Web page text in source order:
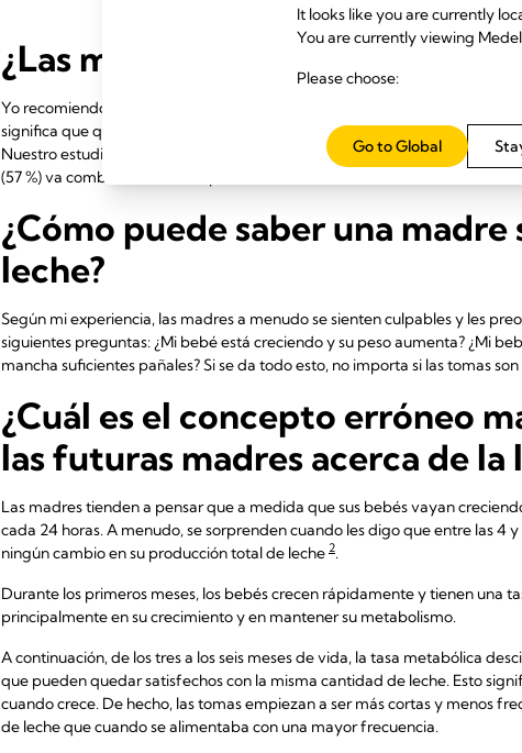
¿Las madres deben ofrecer un
Yo recomiendo que las madres ofrezcan el segundo pecho después de
significa que quiere más. Pero si dice que no, no pasa nada. Hay que
Nuestro estudio muestra que el 30 % de los bebés toma leche solamente
(57 %) va combinando los dos pechos
¿Cómo puede saber una
leche?
Según mi experiencia, las madres a menudo se sienten culpables y les
siguientes preguntas: ¿Mi bebé está creciendo y su peso aumenta? ¿Mi
mancha suficientes pañales? Si se da todo esto, no importa si las tomas
¿Cuál es el concepto erróneo
las futuras madres acerca de la
Las madres tienden a pensar que a medida que sus bebés vayan
cada 24 horas. A menudo, se sorprenden cuando les digo que entre las 4
ningún cambio en su producción total de leche 2.
Durante los primeros meses, los bebés crecen rápidamente y tienen una
principalmente en su crecimiento y en mantener su metabolismo.
A continuación, de los tres a los seis meses de vida, la tasa metabólica
que pueden quedar satisfechos con la misma cantidad de leche. Esto
cuando crece. De hecho, las tomas empiezan a ser más cortas y menos
de leche que cuando se alimentaba con una mayor frecuencia.
It looks like you are currently
You are currently viewing
Please choose:
Go to Global